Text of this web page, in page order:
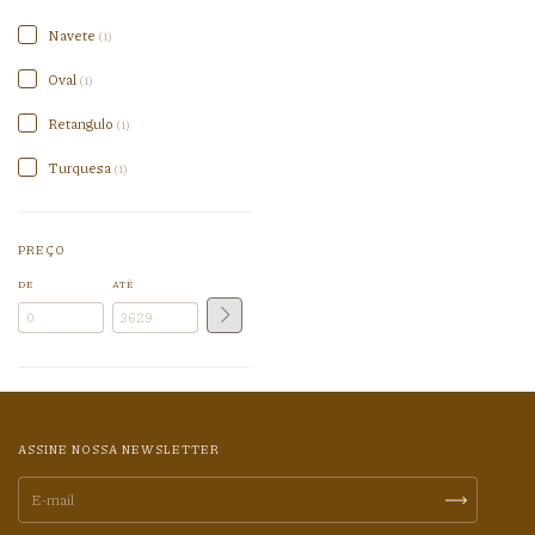
Navete (1)
Oval (1)
Retangulo (1)
Turquesa (1)
PREÇO
DE ATÉ
ASSINE NOSSA NEWSLETTER